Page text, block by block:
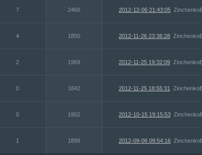
7
2460 2012-12-06 21:43:05
4
1850 2012-11-26 23:36:28
2
1959 2012-11-25 19:32:09
0
1842 2012-11-25 18:55:31
0
1902 2012-10-15 19:15:53
1
1899 2012-09-06 09:54:16